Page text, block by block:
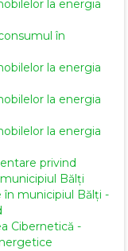
la energia
în
la energia
la energia
la energia
privind
Bălți
municipiul Bălți -
Cibernetică -